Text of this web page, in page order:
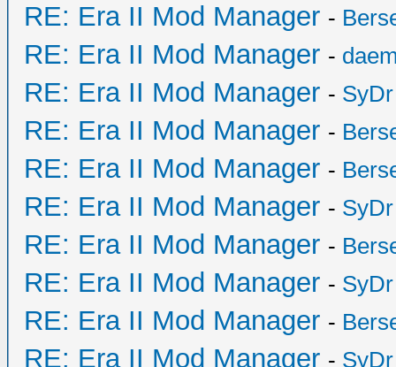
RE: Era II Mod Manager -
RE: Era II Mod Manager -
RE: Era II Mod Manager - SyDr
RE: Era II Mod Manager -
RE: Era II Mod Manager -
RE: Era II Mod Manager - SyDr
RE: Era II Mod Manager -
RE: Era II Mod Manager - SyDr
RE: Era II Mod Manager -
RE: Era II Mod Manager - SyDr